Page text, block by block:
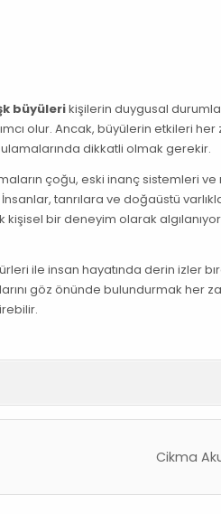
büyülerikişilerin duygusal
olur. Ancak, büyülerin etkileri her
dikkatli olmak gerekir.
çoğu, eski inanç sistemleri
tanrılara ve doğaüstü
bir deneyim olarak
ile insan hayatında derin izler
göz önünde bulundurmak her
Cikma